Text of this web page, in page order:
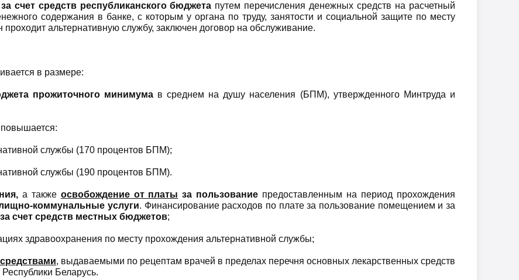
за счет средств республиканского бюджета путем перечисления денежных средств на расчетный
содержания в банке, с которым у органа по труду, занятости и социальной защите по месту
альтернативную службу, заключен договор на обслуживание.
в размере:
прожиточного минимумав среднем на душу населения (БПМ), утвержденного Минтруда и
службы (170 процентов БПМ);
службы (190 процентов БПМ).
а также освобождение от платы за пользование предоставленным на период прохождения
коммунальные услуги. Финансирование расходов по плате за пользование помещением и за
за счет средств местных бюджетов;
здравоохранения по месту прохождения альтернативной службы;
, выдаваемыми по рецептам врачей в пределах перечня основных лекарственных средств
Беларусь.